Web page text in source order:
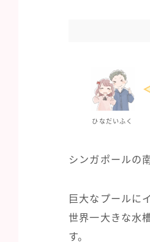
ひなだいふく
シンガポールの
巨大なプールに
世界一大きな水
す。